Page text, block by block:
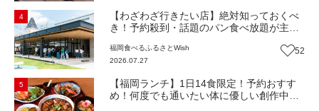
4
【わざわざ行きたい店】絶対知っておくべ
き！予約殺到・話題のパン食べ放題が主
『bound garden』（福岡・新宮町）【まち
歩き】
福岡食べるふるさとWish
2026.07.27
52
5
【福岡ランチ】1日14食限定！予約おすす
め！何度でも通いたい体に優しい創作中華